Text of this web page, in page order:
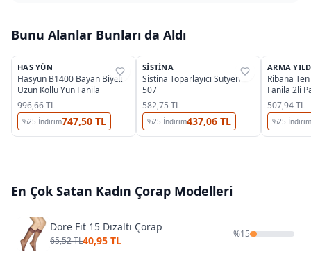
Bunu Alanlar Bunları da Aldı
%46
HAS YÜN
Hasyün B1400 Bayan Biyeli
Uzun Kollu Yün Fanila
996,66 TL
%25 İndirim747,50 TL
%37
SISTINA
Sistina Toparlayıcı Sütyen
507
582,75 TL
%25 İndirim437,06 TL
%28
ARMA
Ribana
Fanila 2li
3314 - 2
507,94 TL
%25 İndirim
En Çok Satan Kadın Çorap Modelleri
Dore Fit 15 Dizaltı Çorap
65,52 TL40,95 TL
%15